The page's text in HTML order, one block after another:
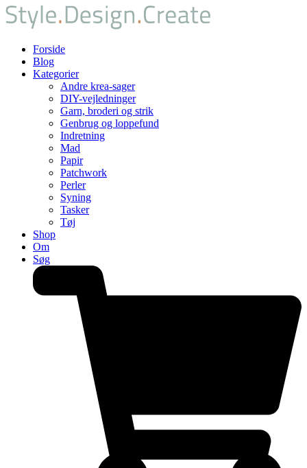
Forside
Blog
Kategorier
Andre krea-sager
DIY-vejledninger
Garn, broderi og strik
Genbrug og loppefund
Indretning
Mad
Papir
Patchwork
Perler
Syning
Tasker
Tøj
Shop
Om
Søg